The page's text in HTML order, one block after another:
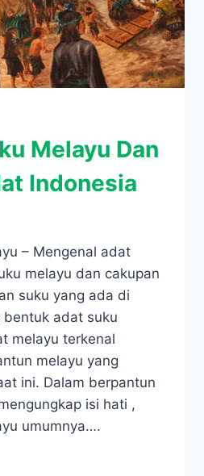
Melayu Dan
Indonesia
– Mengenal adat
melayu dan cakupan
suku yang ada di
bentuk adat suku
melayu terkenal
melayu yang
ini. Dalam berpantun
isi hati ,
umumnya….